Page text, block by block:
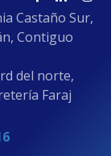
Castaño Sur,
Contiguo
del norte,
Faraj